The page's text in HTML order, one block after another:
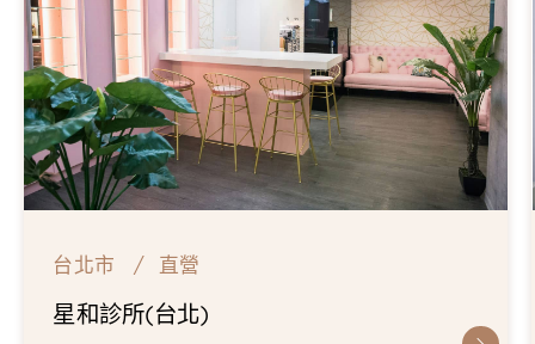
台北市 直營
仁愛星和診所